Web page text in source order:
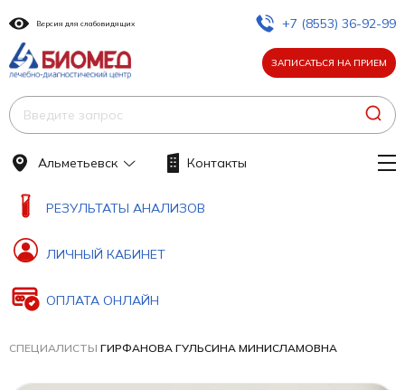
Версия для слабовидящих +7 (8553) 36-92-99
ЗАПИСАТЬСЯ НА ПРИЕМ
РЕЗУЛЬТАТЫ АНАЛИЗОВ
ЛИЧНЫЙ КАБИНЕТ
ОПЛАТА ОНЛАЙН
Альметьевск Контакты
СПЕЦИАЛИСТЫ ГИРФАНОВА ГУЛЬСИНА МИНИСЛАМОВНА